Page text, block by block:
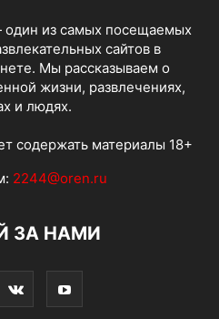
один из самых посещаемых
сайтов в
Мы рассказываем о
жизни, развлечениях,
и людях.
содержать материалы 18+
2244@oren.ru
ЗА НАМИ